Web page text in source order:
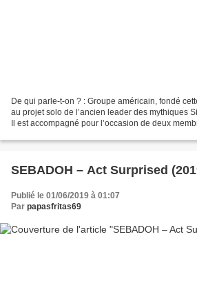
De qui parle-t-on ? : Groupe américain, fondé
au projet solo de l’ancien leader des mythiques
Il est accompagné pour l’occasion de deux
SEBADOH – Act Surprised
Publié le 01/06/2019 à 01:07
Par papasfritas69